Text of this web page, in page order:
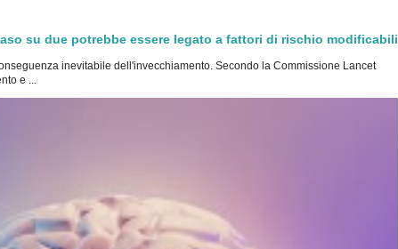
su due potrebbe essere legato a fattori di rischio modificabili
inevitabile dell'invecchiamento. Secondo la Commissione Lancet
e ...